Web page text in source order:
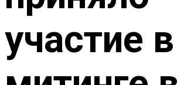
участие в